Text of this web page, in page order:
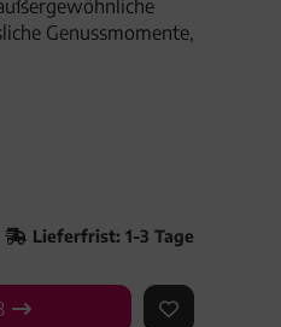
Genussmomente,
Lieferfrist: 1-3 Tage
AUF DEN